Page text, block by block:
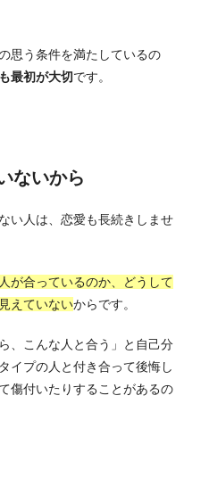
思う条件を満たしているの
最初が大切です。
ないから
い人は、恋愛も長続きしませ
が合っているのか、どうして
えていないからです。
、こんな人と合う」と自己分
イプの人と付き合って後悔し
傷付いたりすることがあるの